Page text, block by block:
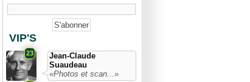
VIP'S
23
Jean-Claude
Suaudeau
«Photos et scan...»